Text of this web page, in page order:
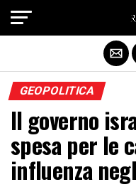
GEOPOLITICA
Il governo
spesa per le
influenza
Exit